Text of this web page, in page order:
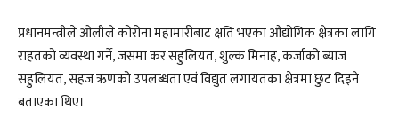
प्रधानमन्त्रीले ओलीले कोरोना महामारीबाट क्षति भएका औद्योगिक क्षेत्रका लागि
राहतको व्यवस्था गर्ने, जसमा कर सहुलियत, शुल्क मिनाह, कर्जाको ब्याज
सहुलियत, सहज ऋणको उपलब्धता एवं विद्युत लगायतका क्षेत्रमा छुट दिइने
बताएका थिए।